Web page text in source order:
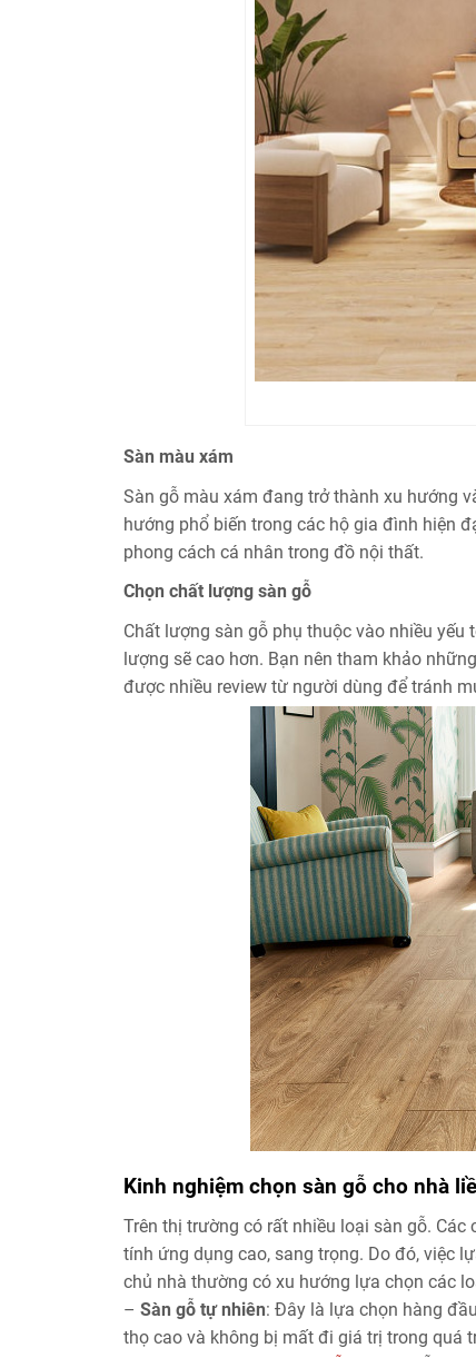
Sàn màu xám
Sàn gỗ màu xám đang trở thành xu hướng
hướng phổ biến trong các hộ gia đình hiện
phong cách cá nhân trong đồ nội thất.
Chọn chất lượng sàn gỗ
Chất lượng sàn gỗ phụ thuộc vào nhiều
lượng sẽ cao hơn. Bạn nên tham khảo
được nhiều review từ người dùng để tránh
Kinh nghiệm chọn sàn gỗ cho nhà
Trên thị trường có rất nhiều loại sàn gỗ.
tính ứng dụng cao, sang trọng. Do đó, việc
chủ nhà thường có xu hướng lựa chọn các
– Sàn gỗ tự nhiên: Đây là lựa chọn hàng
thọ cao và không bị mất đi giá trị trong quá